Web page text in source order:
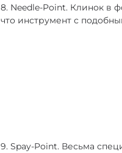
8. Needle-Point. Клинок в
что инструмент с
9. Spay-Point. Весьма